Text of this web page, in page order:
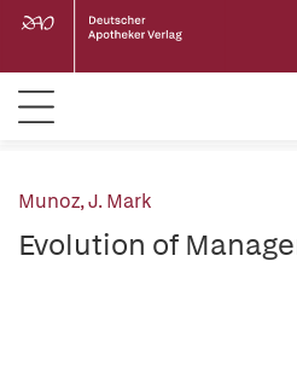
Munoz, J. Mark
Evolution of